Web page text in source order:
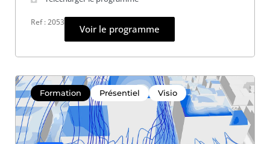
Ref : 2053
Voir le programme
Formation Présentiel Visio